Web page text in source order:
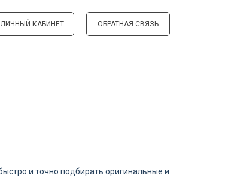
ОБРАТНАЯ СВЯЗЬ
ЛИЧНЫЙ КАБИНЕТ
и точно подбирать оригинальные и